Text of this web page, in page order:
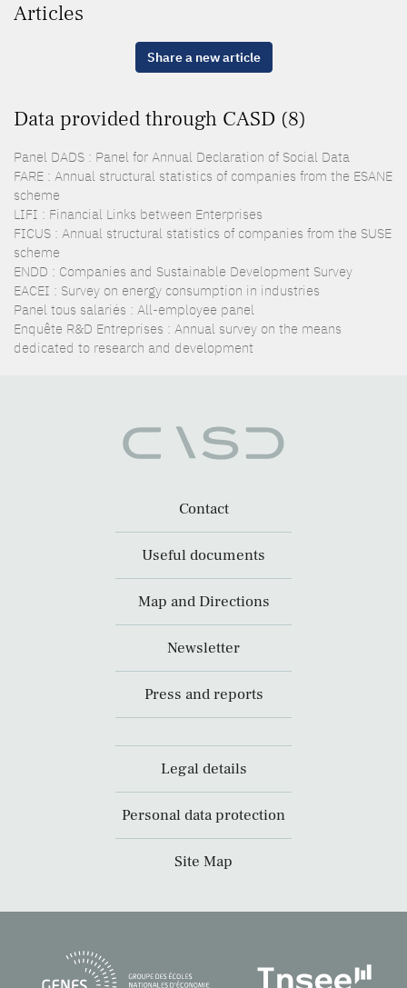
Articles
Share a new article
Data provided through CASD (8)
Panel DADS : Panel for Annual Declaration of Social Data
FARE : Annual structural statistics of companies from the ESANE
scheme
LIFI : Financial Links between Enterprises
FICUS : Annual structural statistics of companies from the SUSE
scheme
ENDD : Companies and Sustainable Development Survey
EACEI : Survey on energy consumption in industries
Panel tous salariés : All-employee panel
Enquête R&D Entreprises : Annual survey on the means
dedicated to research and development
Contact
Useful documents
Map and Directions
Newsletter
Press and reports
Legal details
Personal data protection
Site Map